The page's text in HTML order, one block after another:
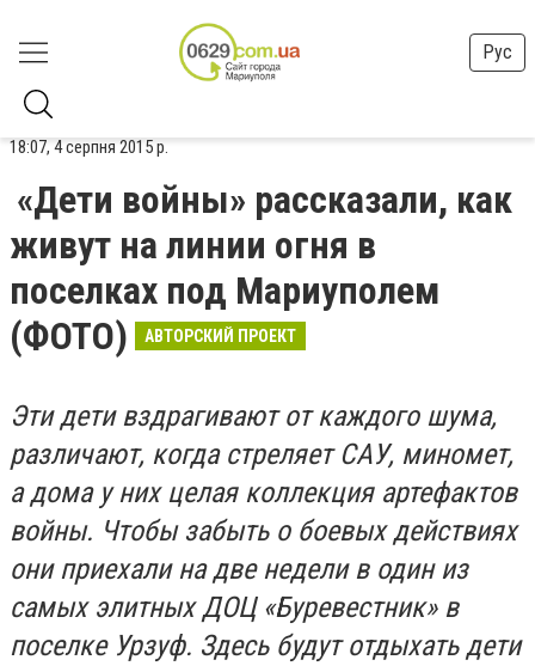
Рус
18:07, 4 серпня 2015 р.
«Дети войны» рассказали, как
живут на линии огня в
поселках под Мариуполем
(ФОТО)
АВТОРСКИЙ ПРОЕКТ
Эти дети вздрагивают от каждого шума,
различают, когда стреляет САУ, миномет,
а дома у них целая коллекция артефактов
войны. Чтобы забыть о боевых действиях
они приехали на две недели в один из
самых элитных ДОЦ «Буревестник» в
поселке Урзуф. Здесь будут отдыхать дети